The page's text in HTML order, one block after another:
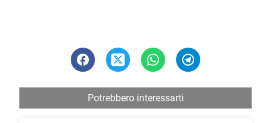
Potrebbero interessarti